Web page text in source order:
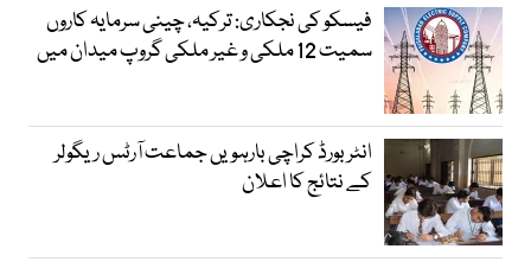
فیسکو کی نجکاری: ترکیہ، چینی سرمایہ کاروں
سمیت 12 ملکی و غیر ملکی گروپ میدان میں
انٹر بورڈ کراچی بارہویں جماعت آرٹس ریگولر
کے نتائج کا اعلان